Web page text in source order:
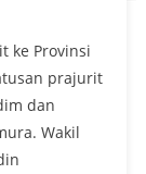
ke Provinsi
prajurit
dan
Wakil